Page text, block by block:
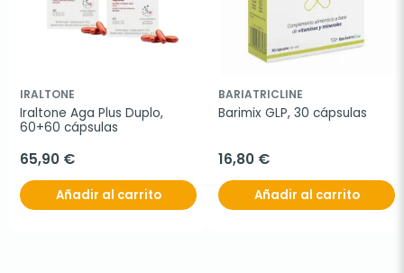
IRALTONE
Iraltone Aga Plus Duplo,
60+60 cápsulas
65,90 €
Añadir al carrito
BARIATRICLINE
Barimix GLP, 30 cápsulas
16,80 €
Añadir al carrito